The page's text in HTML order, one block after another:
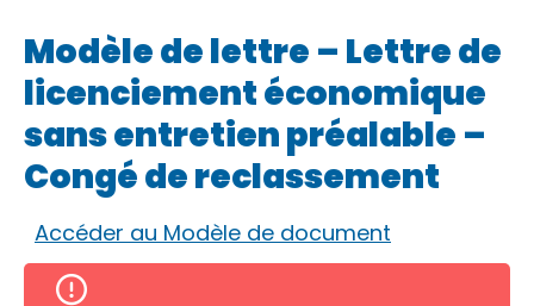
Modèle de lettre – Lettre de
licenciement économique
sans entretien préalable –
Congé de reclassement
Accéder au Modèle de document